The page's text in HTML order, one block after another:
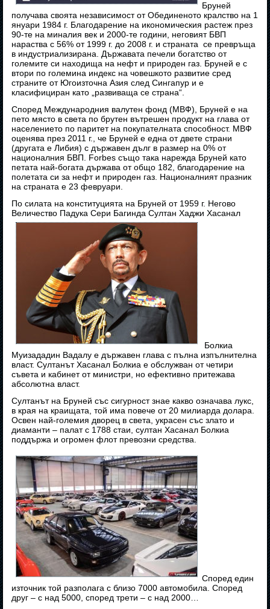
Бруней
получава своята независимост от Обединеното кралство на 1
януари 1984 г. Благодарение на икономическия растеж през
90-те на миналия век и 2000-те години, неговият БВП
нараства с 56% от 1999 г. до 2008 г. и страната се превръща
в индустриализирана. Държавата печели богатство от
големите си находища на нефт и природен газ. Бруней е с
втори по големина индекс на човешкото развитие сред
страните от Югоизточна Азия след Сингапур и е
класифициран като „развиваща се страна“.
Според Международния валутен фонд (МВФ), Бруней е на
пето място в света по брутен вътрешен продукт на глава от
населението по паритет на покупателната способност. МВФ
оценява през 2011 г., че Бруней е една от двете страни
(другата е Либия) с държавен дълг в размер на 0% от
националния БВП. Forbes също така нарежда Бруней като
петата най-богата държава от общо 182, благодарение на
полетата си за нефт и природен газ. Националният празник
на страната е 23 февруари.
По силата на конституцията на Бруней от 1959 г. Негово
Величество Падука Сери Багинда Султан Хаджи Хасанал
Болкиа
Муизададин Вадалу е държавен глава с пълна изпълнителна
власт. Султанът Хасанал Болкиа е обслужван от четири
съвета и кабинет от министри, но ефективно притежава
абсолютна власт.
Султанът на Бруней със сигурност знае какво означава лукс,
в края на краищата, той има повече от 20 милиарда долара.
Освен най-големия дворец в света, украсен със злато и
диаманти – палат с 1788 стаи, султан Хасанал Болкиа
поддържа и огромен флот превозни средства.
Според един
източник той разполага с близо 7000 автомобила. Според
друг – с над 5000, според трети – с над 2000…